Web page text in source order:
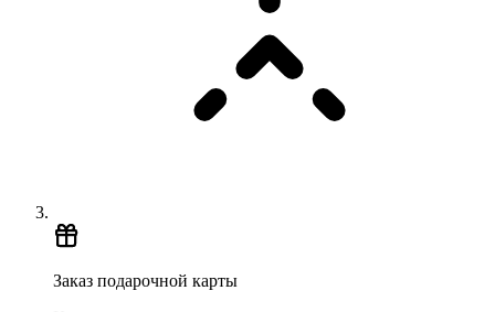
Заказ подарочной карты